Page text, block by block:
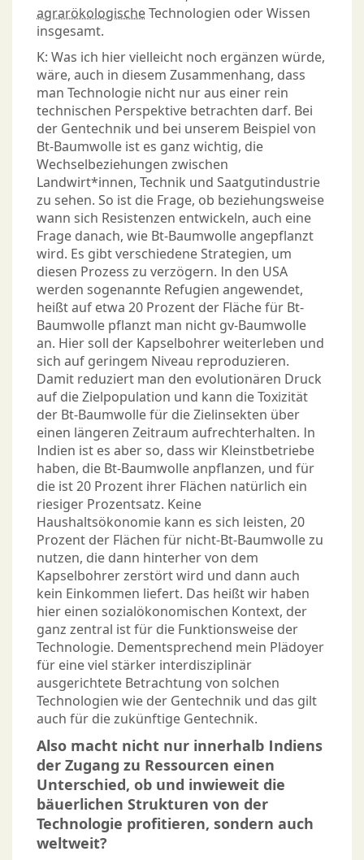
agrarökologischeTechnologien oder Wissen
insgesamt.
K: Was ich hier vielleicht noch ergänzen würde,
wäre, auch in diesem Zusammenhang, dass
man Technologie nicht nur aus einer rein
technischen Perspektive betrachten darf. Bei
der Gentechnik und bei unserem Beispiel von
Bt-Baumwolle ist es ganz wichtig, die
Wechselbeziehungen zwischen
Landwirt*innen, Technik und Saatgutindustrie
zu sehen. So ist die Frage, ob beziehungsweise
wann sich Resistenzen entwickeln, auch eine
Frage danach, wie Bt-Baumwolle angepflanzt
wird. Es gibt verschiedene Strategien, um
diesen Prozess zu verzögern. In den USA
werden sogenannte Refugien angewendet,
heißt auf etwa 20 Prozent der Fläche für Bt-
Baumwolle pflanzt man nicht gv-Baumwolle
an. Hier soll der Kapselbohrer weiterleben und
sich auf geringem Niveau reproduzieren.
Damit reduziert man den evolutionären Druck
auf die Zielpopulation und kann die Toxizität
der Bt-Baumwolle für die Zielinsekten über
einen längeren Zeitraum aufrechterhalten. In
Indien ist es aber so, dass wir Kleinstbetriebe
haben, die Bt-Baumwolle anpflanzen, und für
die ist 20 Prozent ihrer Flächen natürlich ein
riesiger Prozentsatz. Keine
Haushaltsökonomie kann es sich leisten, 20
Prozent der Flächen für nicht-Bt-Baumwolle zu
nutzen, die dann hinterher von dem
Kapselbohrer zerstört wird und dann auch
kein Einkommen liefert. Das heißt wir haben
hier einen sozialökonomischen Kontext, der
ganz zentral ist für die Funktionsweise der
Technologie. Dementsprechend mein Plädoyer
für eine viel stärker interdisziplinär
ausgerichtete Betrachtung von solchen
Technologien wie der Gentechnik und das gilt
auch für die zukünftige Gentechnik.
Also macht nicht nur innerhalb Indiens
der Zugang zu Ressourcen einen
Unterschied, ob und inwieweit die
bäuerlichen Strukturen von der
Technologie profitieren, sondern auch
weltweit?